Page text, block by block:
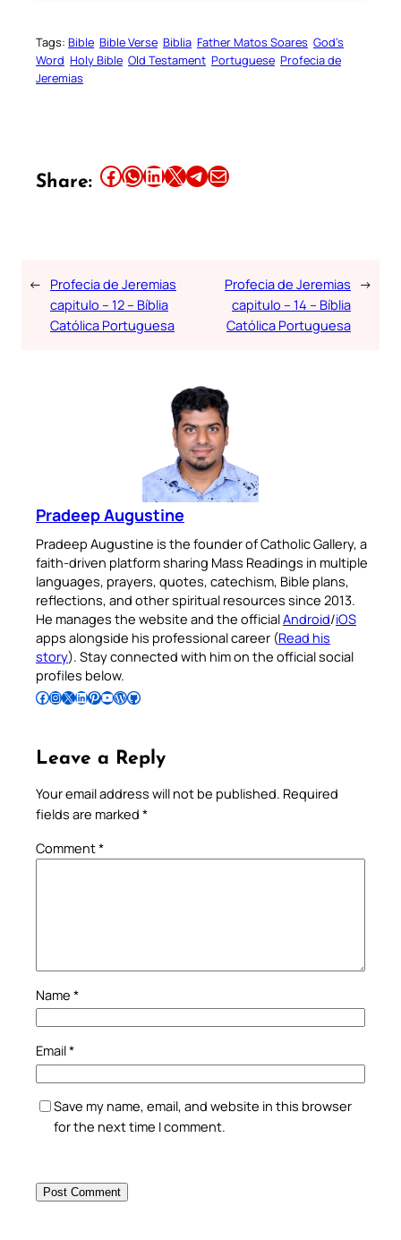
Tags: Bible Bible Verse Biblia Father Matos Soares God’s
Word Holy Bible Old Testament Portuguese Profecia de
Jeremias
Share: Share this article on Facebook Share this article on WhatsApp Share this article on LinkedIn Share this article on X Share this article on TelegramEmail this Article
← Profecia de Jeremias
capitulo – 12 – Bíblia
Católica Portuguesa
Profecia de Jeremias
capitulo – 14 – Bíblia
Católica Portuguesa
→
Pradeep Augustine
Pradeep Augustine is the founder of Catholic Gallery, a
faith-driven platform sharing Mass Readings in multiple
languages, prayers, quotes, catechism, Bible plans,
reflections, and other spiritual resources since 2013.
He manages the website and the officialAndroid/iOS
apps alongside his professional career (Read his
story). Stay connected with him on the official social
profiles below.
Follow Pradeep on Facebook Follow Pradeep on InstagramFollow Pradeep on X Follow Pradeep on LinkedIn Follow Pradeep on Pinterest Subscribe to Pradeep’s Youtube Channel Follow Pradeep on WordPress Follow Pradeep on GitHub
Leave a Reply
Your email address will not be published. Required
fields are marked *
Comment*
Name *
Email*
Save my name, email, and website in this browser
for the next time I comment.